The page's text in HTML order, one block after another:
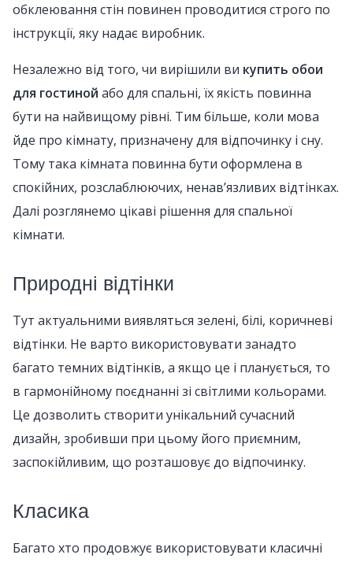
обклеювання стін повинен проводитися строго по
інструкції, яку надає виробник.
Незалежно від того, чи вирішили ви купить обои
для гостиной або для спальні, їх якість повинна
бути на найвищому рівні. Тим більше, коли мова
йде про кімнату, призначену для відпочинку і сну.
Тому така кімната повинна бути оформлена в
спокійних, розслаблюючих, ненав’язливих відтінках.
Далі розглянемо цікаві рішення для спальної
кімнати.
Природні відтінки
Тут актуальними виявляться зелені, білі, коричневі
відтінки. Не варто використовувати занадто
багато темних відтінків, а якщо це і планується, то
в гармонійному поєднанні зі світлими кольорами.
Це дозволить створити унікальний сучасний
дизайн, зробивши при цьому його приємним,
заспокійливим, що розташовує до відпочинку.
Класика
Багато хто продовжує використовувати класичні